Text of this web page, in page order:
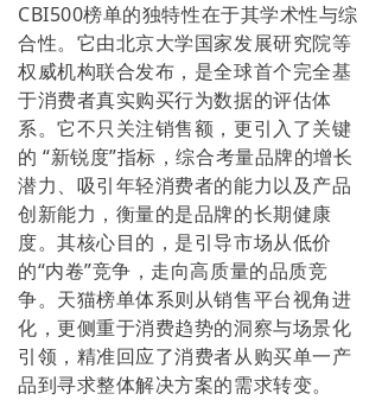
CBI500榜单的独特性在于其学术性与综
合性。它由北京大学国家发展研究院等
权威机构联合发布，是全球首个完全基
于消费者真实购买行为数据的评估体
系。它不只关注销售额，更引入了关键
的 “新锐度”指标，综合考量品牌的增长
潜力、吸引年轻消费者的能力以及产品
创新能力，衡量的是品牌的长期健康
度。其核心目的，是引导市场从低价
的“内卷”竞争，走向高质量的品质竞
争。天猫榜单体系则从销售平台视角进
化，更侧重于消费趋势的洞察与场景化
引领，精准回应了消费者从购买单一产
品到寻求整体解决方案的需求转变。